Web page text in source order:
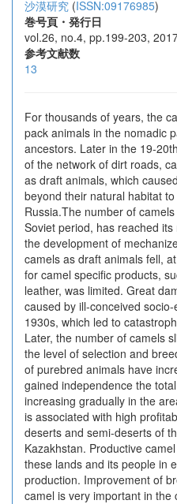
沙漠研究 (ISSN:09176985)
巻号頁・発行日
vol.26, no.4, pp.199-203,
参考文献数
13
For thousands of years, the
pack animals in the nomadic
ancestors. Later in the 19-
of the network of dirt roads,
as draft animals, which
beyond their natural habitat
Russia.The number of
Soviet period, has reached
the development of
camels as draft animals fell,
for camel specific products,
leather, was limited. Great
caused by ill-conceived
1930s, which led to
Later, the number of camels
the level of selection and
of purebred animals have
gained independence the
increasing gradually in the
is associated with high
deserts and semi-deserts of
Kazakhstan. Productive
these lands and its people in
production. Improvement of
camel is very important in the